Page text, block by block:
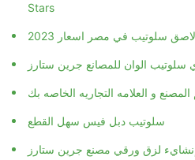
Stars
سلوتيب في مصر اسعار 2023
و العلامه التجاريه الخاصه بك
سلوتيب دبل فيس سهل القطع
لزق ورقي مصنع جرين ستارز -